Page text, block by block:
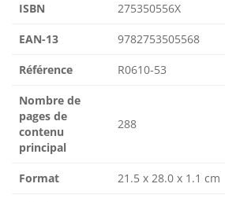
ISBN 275350556X
EAN-13 9782753505568
Référence R0610-53
Nombre de
pages de
contenu
principal
288
Format 21.5 x 28.0 x 1.1 cm